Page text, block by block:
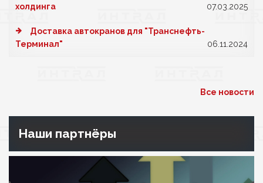
холдинга
07.03.2025
Доставка автокранов для "Транснефть-
Терминал"
06.11.2024
Все новости
Наши партнёры